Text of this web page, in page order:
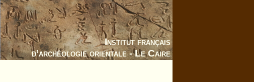
Institut français
d’archéologie orientale - Le Caire